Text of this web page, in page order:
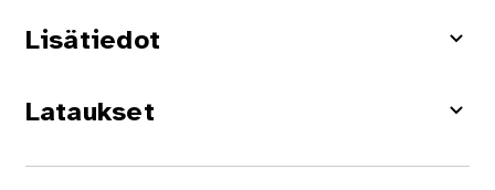
Lisätiedot
Lataukset